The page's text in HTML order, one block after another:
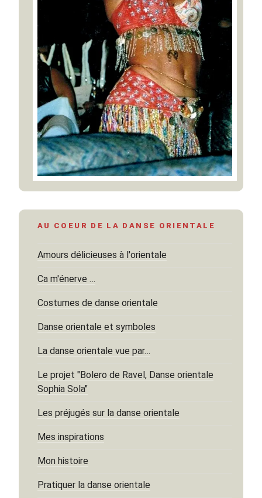
AU COEUR DE LA DANSE ORIENTALE
Amours délicieuses à l'orientale
Ca m'énerve …
Costumes de danse orientale
Danse orientale et symboles
La danse orientale vue par…
Le projet "Bolero de Ravel, Danse orientale
Sophia Sola"
Les préjugés sur la danse orientale
Mes inspirations
Mon histoire
Pratiquer la danse orientale